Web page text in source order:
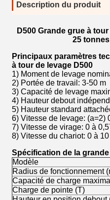
Description du produit
D500 Grande grue à
25
Principaux paramètres
à tour de levage D500
1) Moment de levage
2) Portée de travail: 3-50 m
3) Capacité de levage
4) Hauteur debout
5) Hauteur standard
6) Vitesse de levage: (a=2)
7) Vitesse de virage: 0 à
8) Vitesse du chariot: 0 à
Spécification de la
Modèle
Radius de fonctionnement
Capacité de charge
Charge de pointe (T)